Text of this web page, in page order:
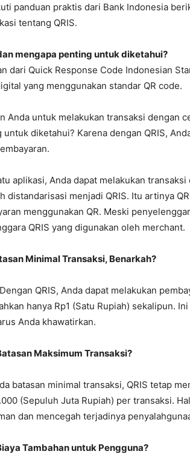
panduan praktis dari Bank Indonesia
tentang QRIS.
mengapa penting untuk diketahui?
dari Quick Response Code Indonesian
yang menggunakan standar QR code.
Anda untuk melakukan transaksi dengan
untuk diketahui? Karena dengan QRIS,
aplikasi, Anda dapat melakukan
distandarisasi menjadi QRIS. Itu artinya
menggunakan QR. Meski
QRIS yang digunakan oleh merchant.
Minimal Transaksi, Benarkah?
QRIS, Anda dapat melakukan
hanya Rp1 (Satu Rupiah) sekalipun.
Anda khawatirkan.
Maksimum Transaksi?
batasan minimal transaksi, QRIS tetap
(Sepuluh Juta Rupiah) per transaksi.
dan mencegah terjadinya
Tambahan untuk Pengguna?